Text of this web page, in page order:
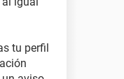
tu perfil